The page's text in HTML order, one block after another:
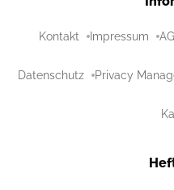
Kontakt Impressum
Datenschutz Privacy